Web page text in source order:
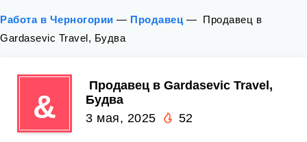
Работа в Черногории — Продавец — ️ Продавец в
Gardasevic Travel, Будва
&
️ Продавец в Gardasevic Travel,
Будва
3 мая, 2025
52